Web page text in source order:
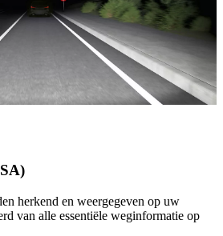
herkend en weergegeven op uw
van alle essentiële weginformatie op